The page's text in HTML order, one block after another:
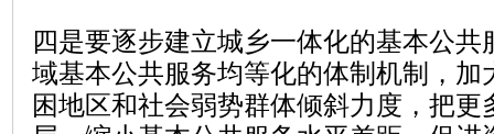
四是要逐步建立城乡一体化的基本公
域基本公共服务均等化的体制机制，加
困地区和社会弱势群体倾斜力度，把